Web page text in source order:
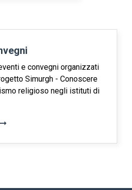
e convegni organizzati
Simurgh - Conoscere
religioso negli istituti di